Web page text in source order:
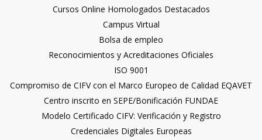
Cursos Online Homologados Destacados
Campus Virtual
Bolsa de empleo
Reconocimientos y Acreditaciones Oficiales
ISO 9001
Compromiso de CIFV con el Marco Europeo de Calidad EQAVET
Centro inscrito en SEPE/Bonificación FUNDAE
Modelo Certificado CIFV: Verificación y Registro
Credenciales Digitales Europeas